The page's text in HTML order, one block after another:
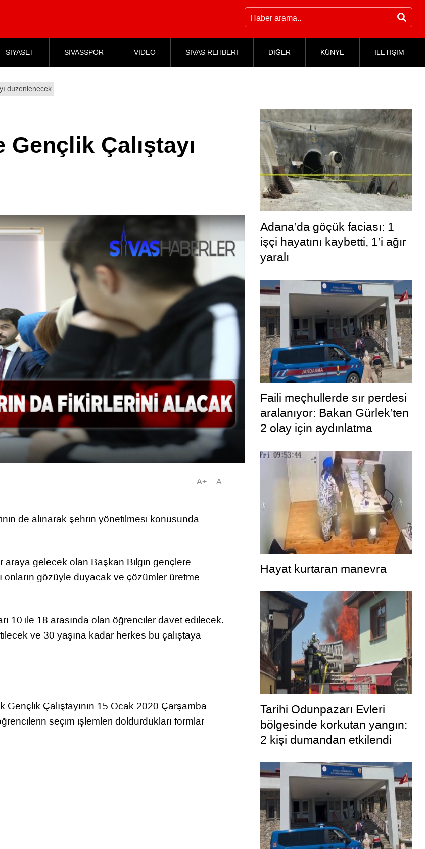
SİYASET SİVASSPOR VİDEO SİVAS REHBERİ DİĞER KÜNYE İLETİŞİM
düzenlenecek
Çalıştayı
A+ A-
de alınarak şehrin yönetilmesi konusunda
araya gelecek olan Başkan Bilgin gençlere
onların gözüyle duyacak ve çözümler üretme
10 ile 18 arasında olan öğrenciler davet edilecek.
ve 30 yaşına kadar herkes bu çalıştaya
Çalıştayının 15 Ocak 2020 Çarşamba
seçim işlemleri doldurdukları formlar
Adana’da göçük faciası: 1
işçi hayatını kaybetti, 1’i ağır
yaralı
Faili meçhullerde sır perdesi
aralanıyor: Bakan Gürlek’ten
2 olay için aydınlatma
Hayat kurtaran manevra
Tarihi Odunpazarı Evleri
bölgesinde korkutan yangın:
2 kişi dumandan etkilendi